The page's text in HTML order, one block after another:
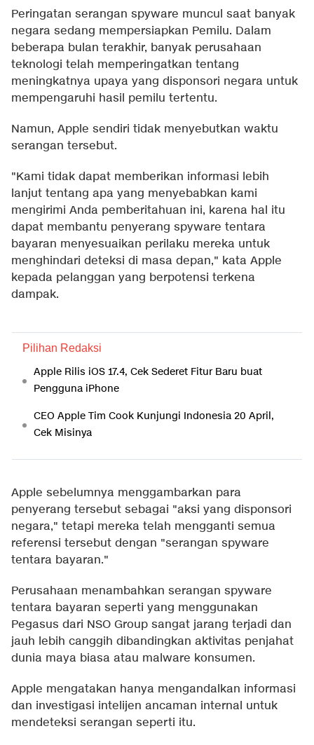
Peringatan serangan spyware muncul saat banyak
negara sedang mempersiapkan Pemilu. Dalam
beberapa bulan terakhir, banyak perusahaan
teknologi telah memperingatkan tentang
meningkatnya upaya yang disponsori negara untuk
mempengaruhi hasil pemilu tertentu.
Namun, Apple sendiri tidak menyebutkan waktu
serangan tersebut.
"Kami tidak dapat memberikan informasi lebih
lanjut tentang apa yang menyebabkan kami
mengirimi Anda pemberitahuan ini, karena hal itu
dapat membantu penyerang spyware tentara
bayaran menyesuaikan perilaku mereka untuk
menghindari deteksi di masa depan," kata Apple
kepada pelanggan yang berpotensi terkena
dampak.
Pilihan Redaksi
Apple Rilis iOS 17.4, Cek Sederet Fitur Baru buat
Pengguna iPhone
CEO Apple Tim Cook Kunjungi Indonesia 20 April,
Cek Misinya
Apple sebelumnya menggambarkan para
penyerang tersebut sebagai "aksi yang disponsori
negara," tetapi mereka telah mengganti semua
referensi tersebut dengan "serangan spyware
tentara bayaran."
Perusahaan menambahkan serangan spyware
tentara bayaran seperti yang menggunakan
Pegasus dari NSO Group sangat jarang terjadi dan
jauh lebih canggih dibandingkan aktivitas penjahat
dunia maya biasa atau malware konsumen.
Apple mengatakan hanya mengandalkan informasi
dan investigasi intelijen ancaman internal untuk
mendeteksi serangan seperti itu.